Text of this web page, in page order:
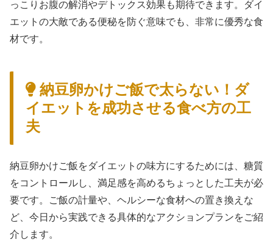
っこりお腹の解消やデトックス効果も期待できます。ダイ
エットの大敵である便秘を防ぐ意味でも、非常に優秀な食
材です。
納豆卵かけご飯で太らない！ダ
イエットを成功させる食べ方の工
夫
納豆卵かけご飯をダイエットの味方にするためには、糖質
をコントロールし、満足感を高めるちょっとした工夫が必
要です。ご飯の計量や、ヘルシーな食材への置き換えな
ど、今日から実践できる具体的なアクションプランをご紹
介します。